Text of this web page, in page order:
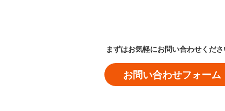
まずはお気軽にお問い合わせくださ
お問い合わせフォーム